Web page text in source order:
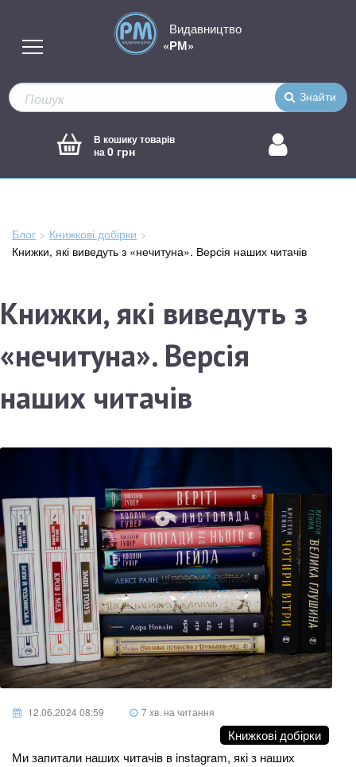
Видавництво
«РМ»
Знайти
В кошику товарів
на0 грн
Блог
Книжкові добірки
Зараз
Книжки, які виведуть з «нечитуна». Версія наших читачів
Книжки, які виведуть з
«нечитуна». Версія
наших читачів
12.06.2024 08:59 7 хв. на читання
Книжкові добірки
Ми запитали наших читачів в instagram, які з наших